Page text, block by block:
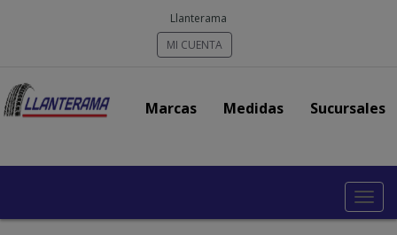
Llanterama
MI CUENTA
Marcas Medidas Sucursales